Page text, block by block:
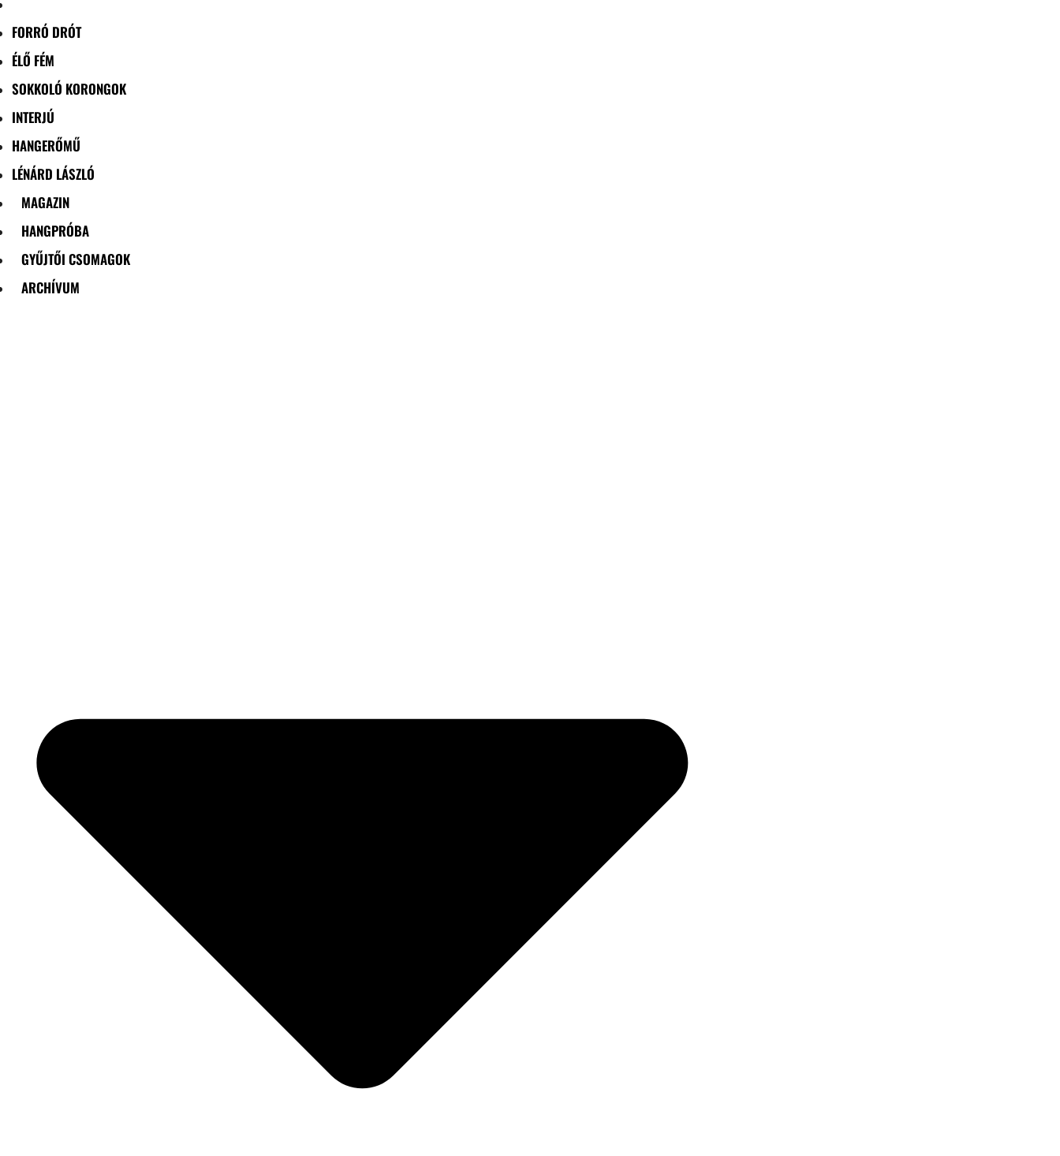
FORRÓ DRÓT
ÉLŐ FÉM
SOKKOLÓ KORONGOK
INTERJÚ
HANGERŐMŰ
LÉNÁRD LÁSZLÓ
MAGAZIN
HANGPRÓBA
GYŰJTŐI CSOMAGOK
ARCHÍVUM